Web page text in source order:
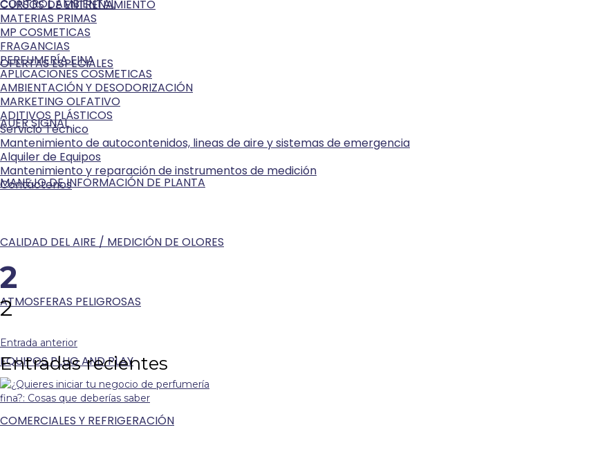
CONTROL AMBIENTAL
OFERTAS ESPECIALES
AUER SIGNAL
MANEJO DE INFORMACIÓN DE PLANTA
CALIDAD DEL AIRE / MEDICIÓN DE OLORES
ATMOSFERAS PELIGROSAS
EQUIPOS PLUG AND PLAY
COMERCIALES Y REFRIGERACIÓN
CURSOS DE ENTRENAMIENTO
MATERIAS PRIMAS
MP COSMETICAS
FRAGANCIAS
PERFUMERÍA FINA
APLICACIONES COSMETICAS
AMBIENTACIÓN Y DESODORIZACIÓN
MARKETING OLFATIVO
ADITIVOS PLÁSTICOS
Servicio Técnico
Mantenimiento de autocontenidos, lineas de aire y sistemas de emergencia
Alquiler de Equipos
Mantenimiento y reparación de instrumentos de medición
Contáctenos
2
2
Entrada anterior
Entradas recientes